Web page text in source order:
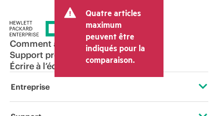
Quatre articles
maximum
peuvent être
indiqués pour la
comparaison.
Comment acheter
Support produit
Écrire à l’équipe commerciale
Entreprise
À propos de HPE